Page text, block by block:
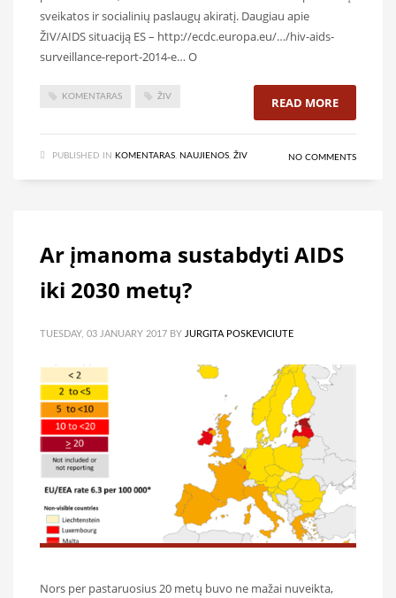
sveikatos ir socialinių paslaugų akiratį. Daugiau apie
ŽIV/AIDS situaciją ES – http://ecdc.europa.eu/…/hiv-aids-
surveillance-report-2014-e… O
KOMENTARAS ŽIV READ MORE
PUBLISHED IN KOMENTARAS NAUJIENOS ŽIV NO COMMENTS
Ar įmanoma sustabdyti AIDS
iki 2030 metų?
TUESDAY, 03 JANUARY 2017 BY JURGITA POSKEVICIUTE
Nors per pastaruosius 20 metų buvo ne mažai nuveikta,